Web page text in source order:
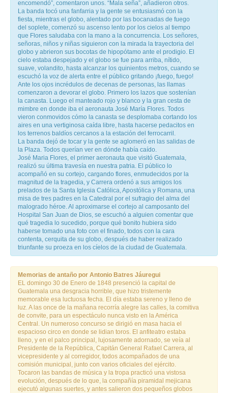
encomendó”, comentaron unos. “Mala seña”, añadieron otros.
La banda tocó una fanfarria y la gente se entusiasmó con la
fiesta, mientras el globo, alentado por las bocanadas de fuego
del soplete, comenzó su ascenso lento por los cielos al tiempo
que Flores saludaba con la mano a la concurrencia. Los señores,
señoras, niños y niñas siguieron con la mirada la trayectoria del
globo y abrieron sus bocotas de hipopótamo ante el prodigio. El
cielo estaba despejado y el globo se fue para arriba, nítido,
suave, volandito, hasta alcanzar los quinientos metros, cuando se
escuchó la voz de alerta entre el público gritando ¡fuego, fuego!
Ante los ojos incrédulos de decenas de personas, las llamas
comenzaron a devorar el globo. Primero los lazos que sostenían
la canasta. Luego el manteado rojo y blanco y la gran cesta de
mimbre en donde iba el aeronauta José María Flores. Todos
vieron conmovidos cómo la canasta se desplomaba cortando los
aires en una vertiginosa caída libre, hasta hacerse pedacitos en
los terrenos baldíos cercanos a la estación del ferrocarril.
La banda dejó de tocar y la gente se aglomeró en las salidas de
la Plaza. Todos querían ver en dónde había caído.
José Maria Flores, el primer aeronauta que visitó Guatemala,
realizó su última travesía en nuestra patria. El público lo
acompañó en su cortejo, cargando flores, enmudecidos por la
magnitud de la tragedia, y Carrera ordenó a sus amigos los
prelados de la Santa Iglesia Católica, Apostólica y Romana, una
misa de tres padres en la Catedral por el sufragio del alma del
malogrado héroe. Al aproximarse el cortejo al camposanto del
Hospital San Juan de Dios, se escuchó a alguien comentar que
qué tragedia lo sucedido, porque qué bonito hubiera sido
haberse tomado una foto con el finado, todos con la cara
contenta, cerquita de su globo, después de haber realizado
triunfante su proeza en los cíelos de la ciudad de Guatemala.
Memorias de antaño por Antonio Batres Jáuregui
EL domingo 30 de Enero de 1848 presenció la capital de
Guatemala una desgracia horrible, que hizo tristemente
memorable esa luctuosa fecha. El día estaba sereno y lleno de
luz. A las once de la mañana recorría alegre las calles, la comitiva
de convite, para un espectáculo nunca visto en la América
Central. Un numeroso concurso se dirigió en masa hacia el
espacioso circo en donde se lidian toros. El anfiteatro estaba
lleno, y en el palco principal, lujosamente adornado, se veía al
Presidente de la República, Capitán General Rafael Carrera, al
vicepresidente y al corregidor, todos acompañados de una
comisión municipal, junto con varios oficiales del ejército.
Tocaron las bandas de música y la tropa practicó una vistosa
evolución, después de lo que, la compañía piramidal mejicana
ejecutó algunas suertes, y antes salieron dos pequeños globos